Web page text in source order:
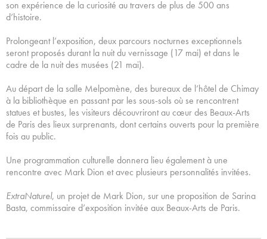
son expérience de la curiosité au travers de plus de 500 ans
d’histoire.
Prolongeant l’exposition, deux parcours nocturnes exceptionnels
seront proposés durant la nuit du vernissage (17 mai) et dans le
cadre de la nuit des musées (21 mai).
Au départ de la salle Melpomène, des bureaux de l’hôtel de Chimay
à la bibliothèque en passant par les sous-sols où se rencontrent
statues et bustes, les visiteurs découvriront au cœur des Beaux-Arts
de Paris des lieux surprenants, dont certains ouverts pour la première
fois au public.
Une programmation culturelle donnera lieu également à une
rencontre avec Mark Dion et avec plusieurs personnalités invitées.
ExtraNaturel, un projet de Mark Dion, sur une proposition de Sarina
Basta, commissaire d’exposition invitée aux Beaux-Arts de Paris.